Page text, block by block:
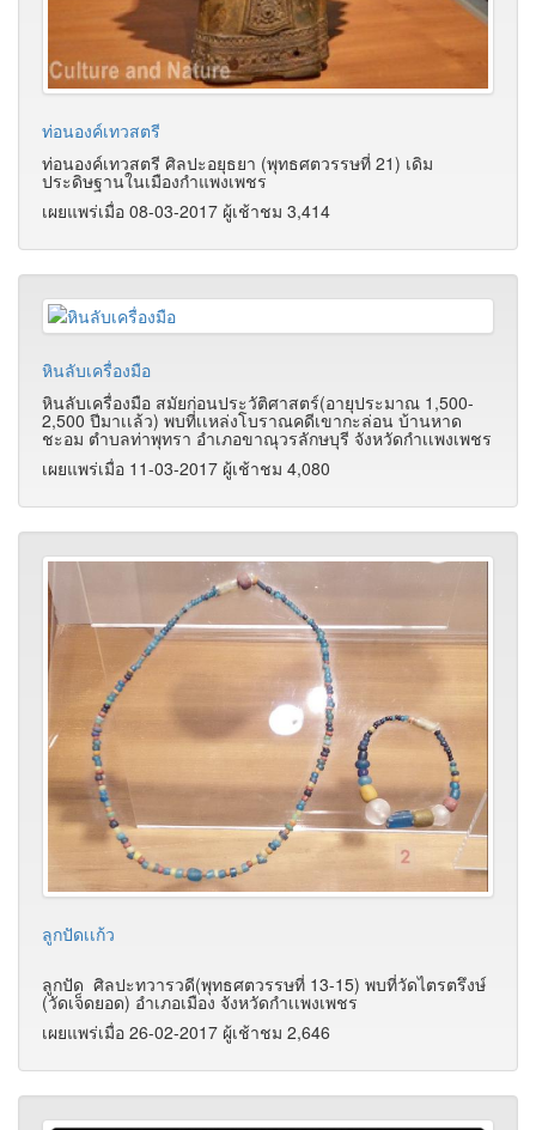
ท่อนองค์เทวสตรี
ท่อนองค์เทวสตรี ศิลปะอยุธยา (พุทธศตวรรษที่ 21) เดิม
ประดิษฐานในเมืองกำแพงเพชร
เผยแพร่เมื่อ 08-03-2017 ผู้เช้าชม 3,414
หินลับเครื่องมือ
หินลับเครื่องมือ สมัยก่อนประวัติศาสตร์(อายุประมาณ 1,500-
2,500 ปีมาเเล้ว) พบที่เเหล่งโบราณคดีเขากะล่อน บ้านหาด
ชะอม ตำบลท่าพุทรา อำเภอขาณุวรลักษบุรี จังหวัดกำเเพงเพชร
เผยแพร่เมื่อ 11-03-2017 ผู้เช้าชม 4,080
ลูกปัดเเก้ว
ลูกปัด ศิลปะทวารวดี(พุทธศตวรรษที่ 13-15) พบที่วัดไตรตรึงษ์
(วัดเจ็ดยอด) อำเภอเมือง จังหวัดกำเเพงเพชร
เผยแพร่เมื่อ 26-02-2017 ผู้เช้าชม 2,646